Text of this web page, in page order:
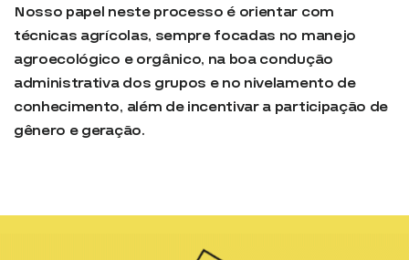
Nosso papel neste processo é orientar com
técnicas agrícolas, sempre focadas no manejo
agroecológico e orgânico, na boa condução
administrativa dos grupos e no nivelamento de
conhecimento, além de incentivar a participação de
gênero e geração.